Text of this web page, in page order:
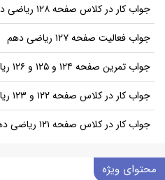
جواب کار در کلاس صفحه ۱۲۸ ریاضی دهم
جواب فعالیت صفحه ۱۲۷ ریاضی دهم
جواب تمرین صفحه ۱۲۴ و ۱۲۵ و ۱۲۶ ریاضی دهم
جواب کار در کلاس صفحه ۱۲۲ و ۱۲۳ ریاضی دهم
جواب کار در کلاس صفحه ۱۲۱ ریاضی دهم
محتوای ویژه